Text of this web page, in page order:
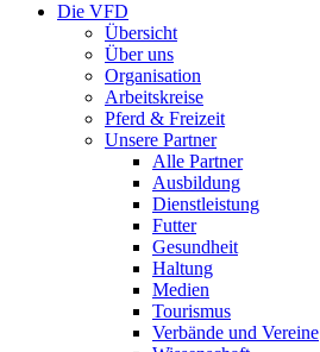
Die VFD
Übersicht
Über uns
Organisation
Arbeitskreise
Pferd & Freizeit
Unsere Partner
Alle Partner
Ausbildung
Dienstleistung
Futter
Gesundheit
Haltung
Medien
Tourismus
Verbände und Vereine